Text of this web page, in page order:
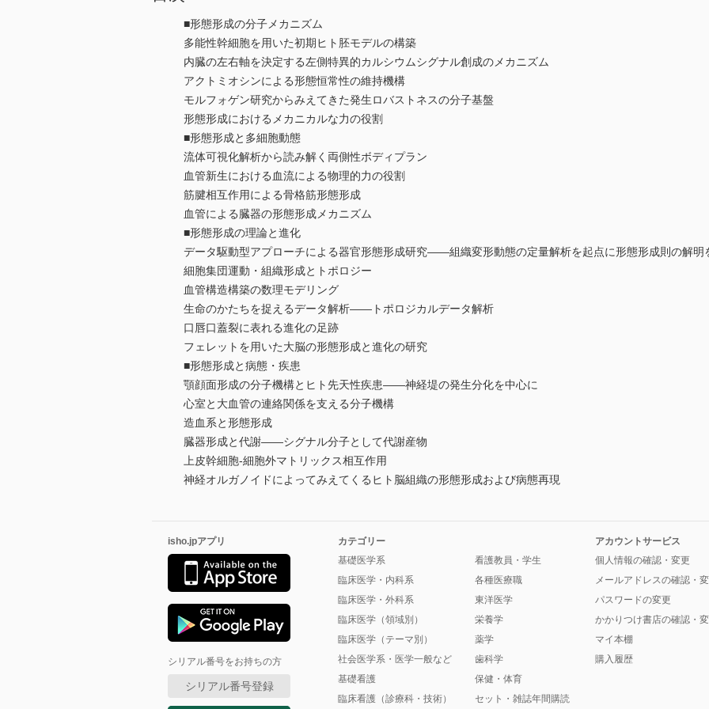
■形態形成の分子メカニズム
多能性幹細胞を用いた初期ヒト胚モデルの構築
内臓の左右軸を決定する左側特異的カルシウムシグナル創成のメカニズム
アクトミオシンによる形態恒常性の維持機構
モルフォゲン研究からみえてきた発生ロバストネスの分子基盤
形態形成におけるメカニカルな力の役割
■形態形成と多細胞動態
流体可視化解析から読み解く両側性ボディプラン
血管新生における血流による物理的力の役割
筋腱相互作用による骨格筋形態形成
血管による臓器の形態形成メカニズム
■形態形成の理論と進化
データ駆動型アプローチによる器官形態形成研究――組織変形動態の定量解析を起点に形態形成則の解明
細胞集団運動・組織形成とトポロジー
血管構造構築の数理モデリング
生命のかたちを捉えるデータ解析――トポロジカルデータ解析
口唇口蓋裂に表れる進化の足跡
フェレットを用いた大脳の形態形成と進化の研究
■形態形成と病態・疾患
顎顔面形成の分子機構とヒト先天性疾患――神経堤の発生分化を中心に
心室と大血管の連絡関係を支える分子機構
造血系と形態形成
臓器形成と代謝――シグナル分子として代謝産物
上皮幹細胞-細胞外マトリックス相互作用
神経オルガノイドによってみえてくるヒト脳組織の形態形成および病態再現
isho.jpアプリ
シリアル番号をお持ちの方
シリアル番号登録
カテゴリー
基礎医学系
臨床医学・内科系
臨床医学・外科系
臨床医学（領域別）
臨床医学（テーマ別）
社会医学系・医学一般など
基礎看護
臨床看護（診療科・技術）
看護教員・学生
各種医療職
東洋医学
栄養学
薬学
歯科学
保健・体育
セット・雑誌年間購読
アカウントサービス
個人情報の確認・変更
メールアドレスの確認・
パスワードの変更
かかりつけ書店の確認・
マイ本棚
購入履歴